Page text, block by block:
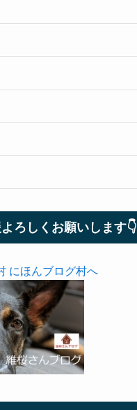
ろしくお願いします👇